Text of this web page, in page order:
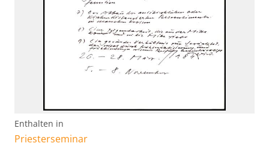
Enthalten in
Priesterseminar